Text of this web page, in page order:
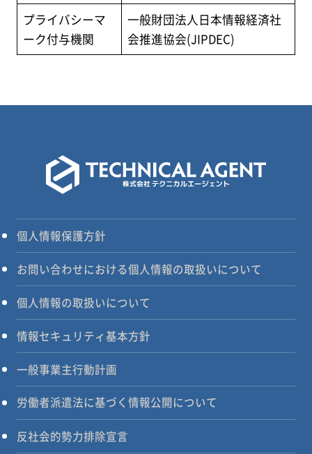
プライバシーマ
ーク付与機関
一般財団法人日本情報経済社
会推進協会(JIPDEC)
個人情報保護方針
お問い合わせにおける個人情報の取扱いについて
個人情報の取扱いについて
情報セキュリティ基本方針
一般事業主行動計画
労働者派遣法に基づく情報公開について
反社会的勢力排除宣言